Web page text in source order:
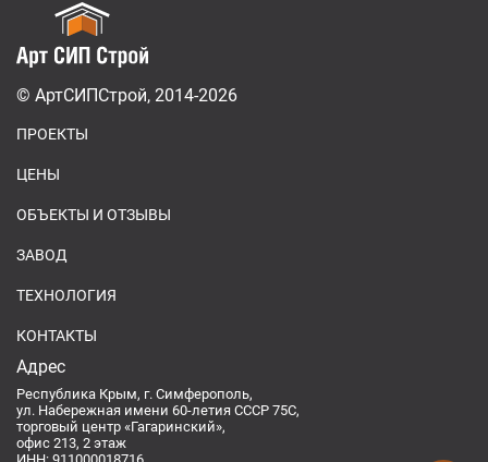
© АртСИПСтрой, 2014-2026
ПРОЕКТЫ
ЦЕНЫ
ОБЪЕКТЫ И ОТЗЫВЫ
ЗАВОД
ТЕХНОЛОГИЯ
КОНТАКТЫ
Адрес
Республика Крым, г. Симферополь,
ул. Набережная имени 60-летия СССР 75С,
торговый центр «Гагаринский»,
офис 213, 2 этаж